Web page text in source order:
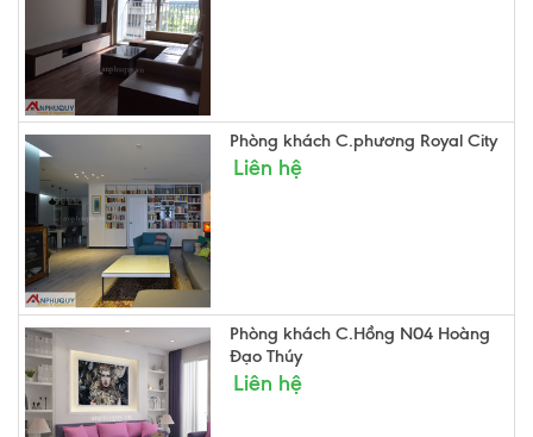
Phòng khách C.phương Royal City
Liên hệ
Phòng khách C.Hồng N04 Hoàng
Đạo Thúy
Liên hệ